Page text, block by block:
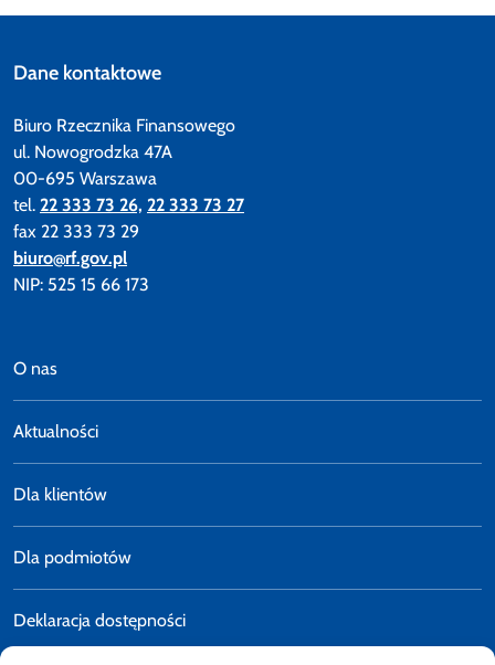
Dane kontaktowe
Biuro Rzecznika Finansowego
ul. Nowogrodzka 47A
00-695 Warszawa
tel. 22 333 73 26, 22 333 73 27
fax 22 333 73 29
biuro@rf.gov.pl
NIP: 525 15 66 173
O nas
Aktualności
Dla klientów
Dla podmiotów
Deklaracja dostępności